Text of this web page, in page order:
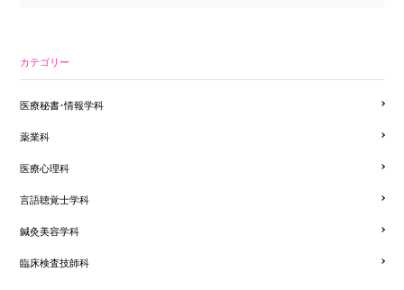
カテゴリー
医療秘書・情報学科
薬業科
医療心理科
言語聴覚士学科
鍼灸美容学科
臨床検査技師科